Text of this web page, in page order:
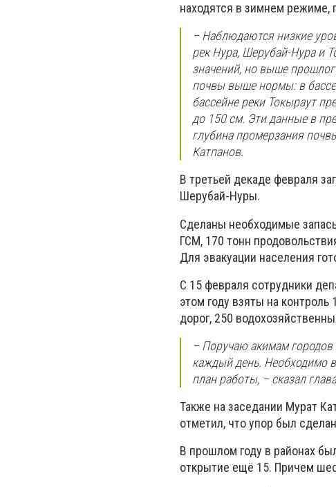
находятся в зимнем режиме,
– Наблюдаются низкие
рек Нура, Шерубай-Нура и
значений, но выше
почвы выше нормы: в
бассейне реки Токыраут
до 150 см. Эти данные в
глубина промерзания
Катпанов.
В третьей декаде февраля
Шерубай-Нуры.
Сделаны необходимые
ГСМ, 170 тонн
Для эвакуации населения
С 15 февраля сотрудники
этом году взяты на
дорог, 250
– Поручаю акимам городов
каждый день. Необходимо
план работы, – сказал
Также на заседании Мурат
отметил, что упор был
В прошлом году в районах
открытие ещё 15. Причем